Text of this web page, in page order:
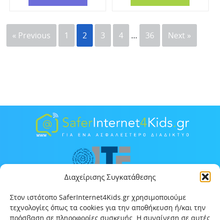
Διαχείρισης Συγκατάθεσης
Στον ιστότοπο SaferInternet4Kids.gr χρησιμοποιούμε
τεχνολογίες όπως τα cookies για την αποθήκευση ή/και την
πρόσβαση σε πληροφορίες συσκευής. Η συναίνεση σε αυτές
« Previous 1 2 3 4 … 36 Next »